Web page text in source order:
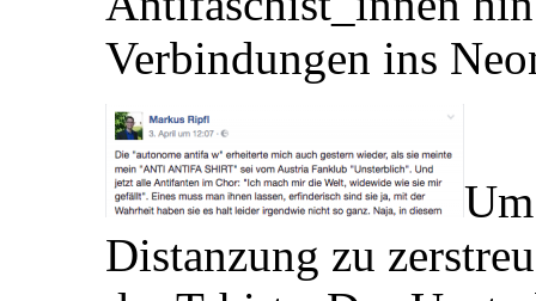
Verbindungen ins
Distanzung zu